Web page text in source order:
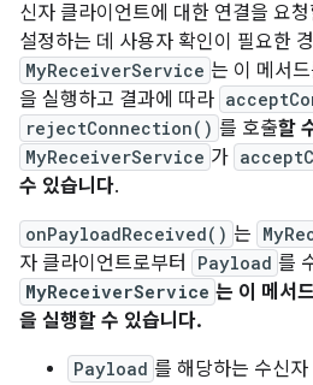
신자 클라이언트에 대한 연결을 요
설정하는 데 사용자 확인이 필요한
MyReceiverService 는 이 메서
을 실행하고 결과에 따라
rejectConnection() 를 호출할
MyReceiverService 가
수 있습니다.
onPayloadReceived() 는
자 클라이언트로부터
Payload 를
MyReceiverService 는 이 메서
을 실행할 수 있습니다.
Payload 를 해당하는 수신